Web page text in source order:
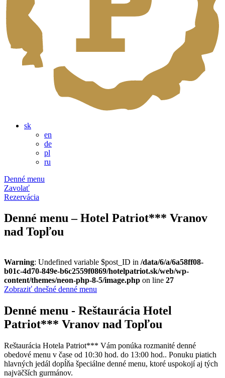
sk
en
de
pl
ru
Denné menu
Zavolať
Rezervácia
Denné menu – Hotel Patriot*** Vranov
nad Topľou
Warning: Undefined variable $post_ID in /data/6/a/6a58ff08-
b01c-4d70-849e-b6c2559f0869/hotelpatriot.sk/web/wp-
content/themes/neon-php-8-5/image.php on line 27
Zobraziť dnešné denné menu
Denné menu - Reštaurácia Hotel
Patriot*** Vranov nad Topľou
Reštaurácia Hotela Patriot*** Vám ponúka rozmanité denné
obedové menu v čase od 10:30 hod. do 13:00 hod.. Ponuku piatich
hlavných jedál dopĺňa špeciálne denné menu, ktoré uspokojí aj tých
najväčších gurmánov.